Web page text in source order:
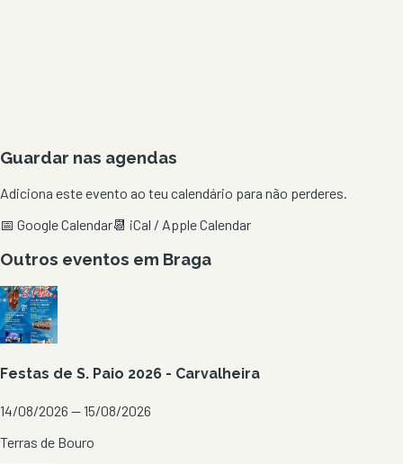
Guardar nas agendas
Adiciona este evento ao teu calendário para não perderes.
📅 Google Calendar📆 iCal / Apple Calendar
Outros eventos em Braga
Festas de S. Paio 2026 - Carvalheira
14/08/2026 — 15/08/2026
Terras de Bouro